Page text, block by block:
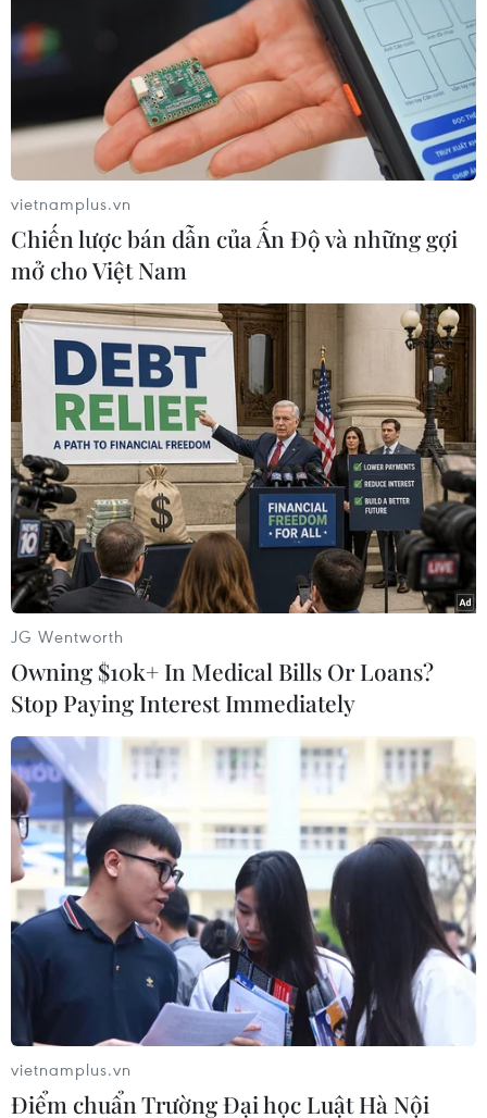
Ngập úng tại phố Mạc Thị Bưởi, người dân khó khăn khi di
chuyển (chiều 30/9/2025). (Ảnh: Thanh Tùng/TTXVN)
Cuối đường Minh Khai (phía chân cầu Vĩnh Tuy) mênh mông
nước (chiều 30/9/2025). (Ảnh: Thanh Tùng/TTXVN)
vietnamplus.vn
Chiến lược bán dẫn của Ấn Độ và những gợi
mở cho Việt Nam
JG Wentworth
Owning $10k+ In Medical Bills Or Loans?
Stop Paying Interest Immediately
vietnamplus.vn
Điểm chuẩn Trường Đại học Luật Hà Nội